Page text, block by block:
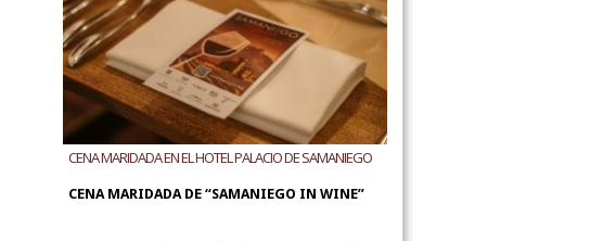
CENA MARIDADA EN EL HOTEL PALACIO DE SAMANIEGO
CENA MARIDADA DE “SAMANIEGO IN WINE”